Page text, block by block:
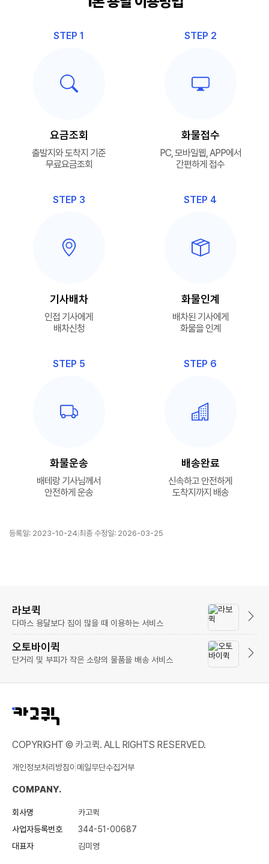
STEP 1
요금조회
출발지와 도착지 기준
무료요금조회
STEP 2
화물접수
PC, 모바일웹, APP에서
간편하게 접수
STEP 3
기사배차
인접 기사에게
배차신청
STEP 4
화물인계
배차된 기사에게
화물을 인계
STEP 5
화물운송
배테랑 기사님께서
안전하게 운송
STEP 6
배송완료
신속하고 안전하게
도착지까지 배송
등록일: 2023-10-24|최종 수정일: 2026-03-25
라보퀵
다마스 용달보다 짐이 많을 때 이용하는 서비스
오토바이퀵
단거리 및 부피가 작은 소량의 물품을 배송 서비스
COPYRIGHT © 카고퀵. ALL RIGHTS RESERVED.
개인정보처리방침이메일무단수집거부
COMPANY.
회사명
카고퀵
사업자등록번호
344-51-00687
대표자
김미영